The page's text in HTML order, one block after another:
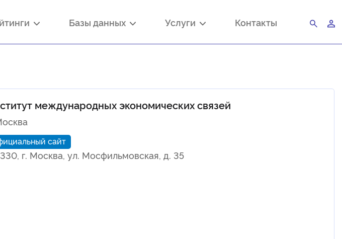
Базы данных Услуги Контакты
международных экономических связей
сайт
г. Москва, ул. Мосфильмовская, д. 35